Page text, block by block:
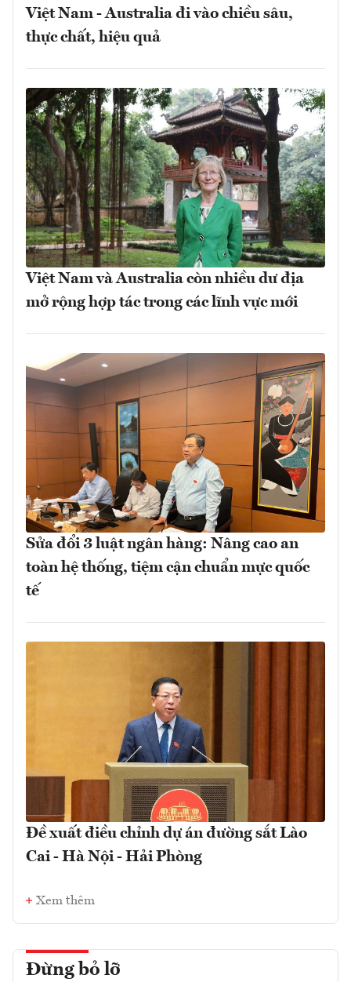
Việt Nam - Australia đi vào chiều sâu,
thực chất, hiệu quả
Việt Nam và Australia còn nhiều dư địa
mở rộng hợp tác trong các lĩnh vực mới
Sửa đổi 3 luật ngân hàng: Nâng cao an
toàn hệ thống, tiệm cận chuẩn mực quốc
tế
Đề xuất điều chỉnh dự án đường sắt Lào
Cai - Hà Nội - Hải Phòng
Xem thêm
Đừng bỏ lỡ